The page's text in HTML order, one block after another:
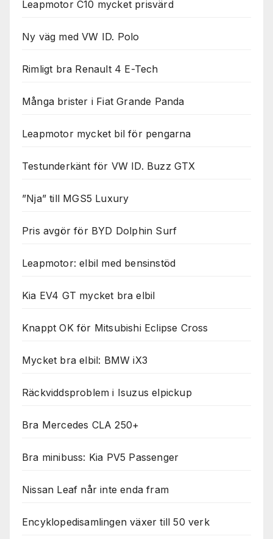
Leapmotor C10 mycket prisvärd
Ny väg med VW ID. Polo
Rimligt bra Renault 4 E-Tech
Många brister i Fiat Grande Panda
Leapmotor mycket bil för pengarna
Testunderkänt för VW ID. Buzz GTX
”Nja” till MGS5 Luxury
Pris avgör för BYD Dolphin Surf
Leapmotor: elbil med bensinstöd
Kia EV4 GT mycket bra elbil
Knappt OK för Mitsubishi Eclipse Cross
Mycket bra elbil: BMW iX3
Räckviddsproblem i Isuzus elpickup
Bra Mercedes CLA 250+
Bra minibuss: Kia PV5 Passenger
Nissan Leaf når inte enda fram
Encyklopedisamlingen växer till 50 verk